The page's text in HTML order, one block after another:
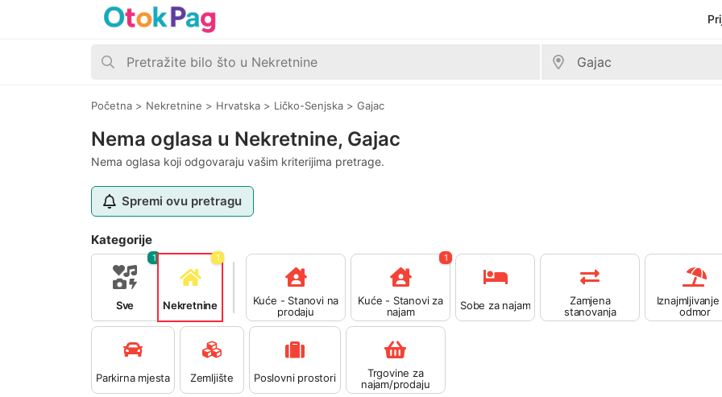
Početna > Nekretnine > Hrvatska > Ličko-Senjska > Gajac
Nema oglasa u Nekretnine, Gajac
Nema oglasa koji odgovaraju vašim kriterijima pretrage.
Spremi ovu pretragu
Kategorije
Sve
1
Nekretnine
1
Kuće - Stanovi na
prodaju
Kuće - Stanovi za
najam
1
Sobe za najam
Zamjena
stanovanja
Iznajmljivanje
odmor
Parkirna mjesta Zemljište Poslovni prostori
Trgovine za
najam/prodaju